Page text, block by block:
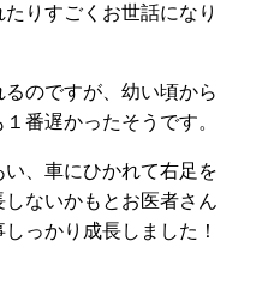
りすごくお世話になり
のですが、幼い頃から
番遅かったそうです。
、車にひかれて右足を
ないかもとお医者さん
っかり成長しました！